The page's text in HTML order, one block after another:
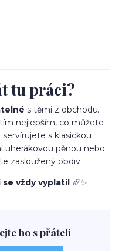
tu práci?
s těmi z obchodu.
nejlepším, co můžete
s klasickou
uherákovou pěnou nebo
zasloužený obdiv.
vždy vyplatí! 🥖✨
ho s přáteli